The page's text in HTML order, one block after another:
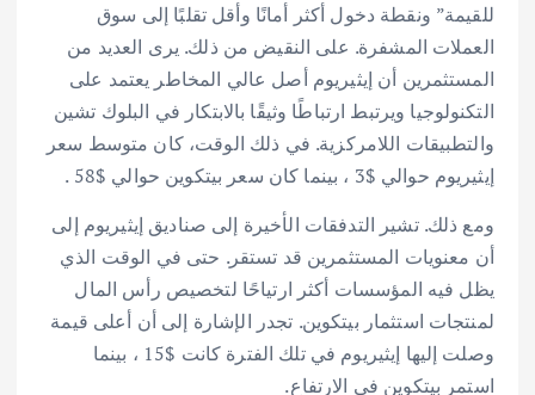
للقيمة” ونقطة دخول أكثر أمانًا وأقل تقلبًا إلى سوق
العملات المشفرة. على النقيض من ذلك. يرى العديد من
المستثمرين أن إيثيريوم أصل عالي المخاطر يعتمد على
التكنولوجيا ويرتبط ارتباطًا وثيقًا بالابتكار في البلوك تشين
والتطبيقات اللامركزية. في ذلك الوقت، كان متوسط سعر
إيثيريوم حوالي $3 ، بينما كان سعر بيتكوين حوالي $58 .
ومع ذلك. تشير التدفقات الأخيرة إلى صناديق إيثيريوم إلى
أن معنويات المستثمرين قد تستقر. حتى في الوقت الذي
يظل فيه المؤسسات أكثر ارتياحًا لتخصيص رأس المال
لمنتجات استثمار بيتكوين. تجدر الإشارة إلى أن أعلى قيمة
وصلت إليها إيثيريوم في تلك الفترة كانت $15 ، بينما
استمر بيتكوين في الارتفاع.